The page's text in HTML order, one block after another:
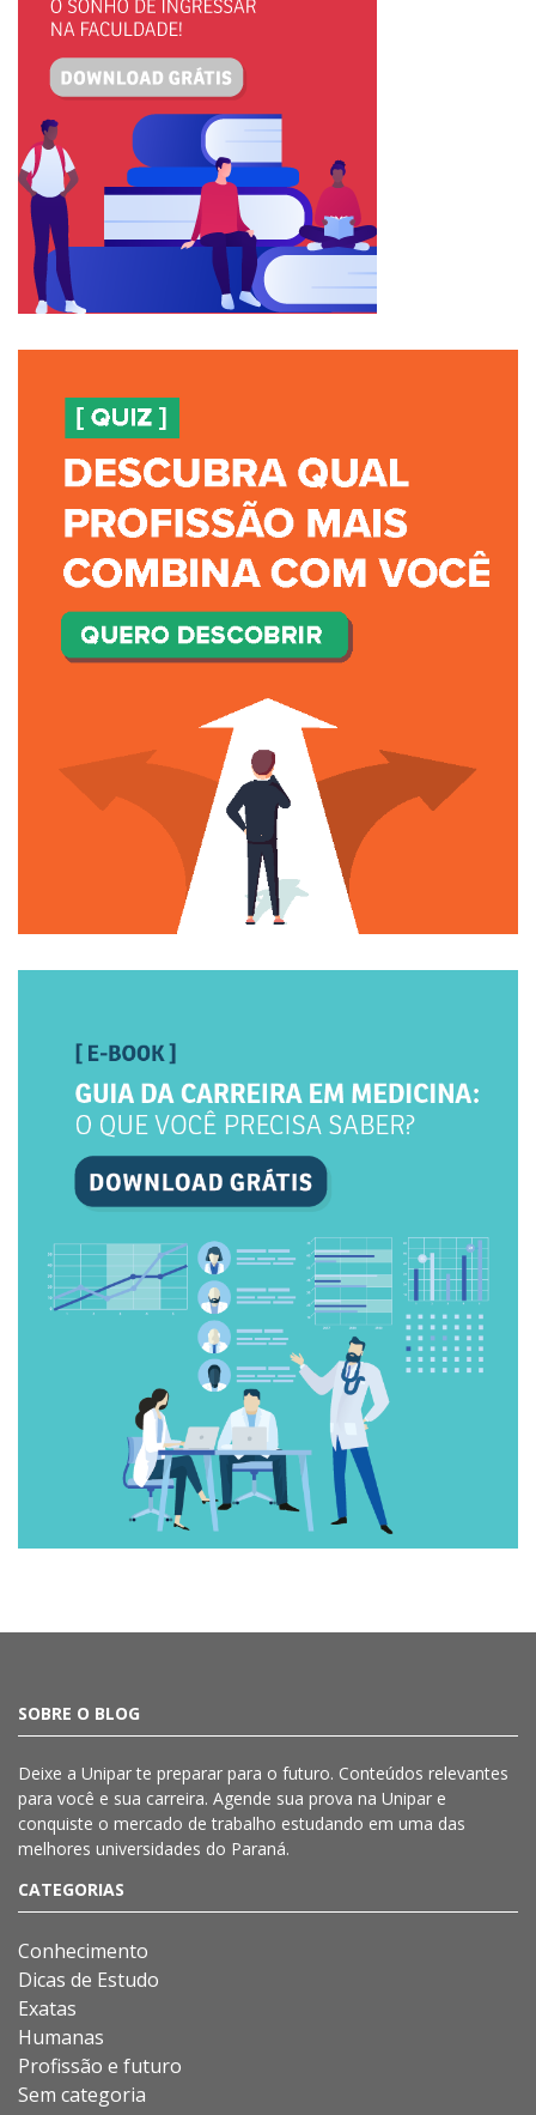
SOBRE O BLOG
Deixe a Uniparte preparar para o futuro. Conteúdos relevantes
para você e sua carreira. Agende sua prova na Unipar e
conquiste o mercado de trabalho estudando em uma das
melhores universidades do Paraná.
CATEGORIAS
Conhecimento
Dicas de Estudo
Exatas
Humanas
Profissão e futuro
Sem categoria